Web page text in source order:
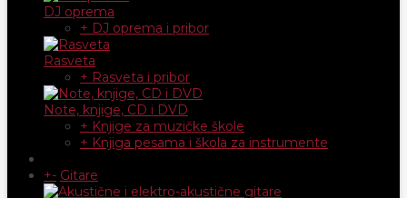
DJ oprema
+ DJ oprema i pribor
Rasveta
+ Rasveta i pribor
Note, knjige, CD i DVD
+ Knjige za muzičke škole
+ Knjiga pesama i škola za instrumente
+- Gitare